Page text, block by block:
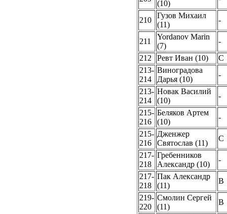
(10)
210
Гузов Михаил
(11)
-
211
Yordanov Marin
(7)
-
212
Ревт Иван (10)
C
213-
214
Виноградова
Дарья (10)
-
213-
214
Новак Василий
(10)
-
215-
216
Беляков Артем
(10)
-
215-
216
Дженжер
Святослав (11)
C
217-
218
Гребенников
Александр (10)
-
217-
218
Пак Александр
(11)
B
219-
220
Смолин Сергей
(11)
B